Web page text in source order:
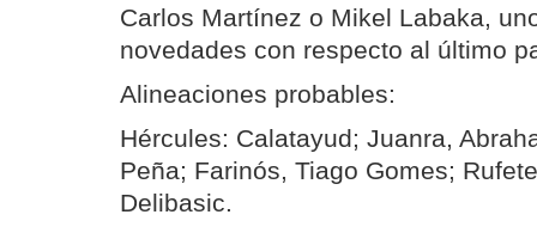
Carlos Martínez o Mikel Labaka,
novedades con respecto al último
Alineaciones probables:
Hércules: Calatayud; Juanra,
Peña; Farinós, Tiago Gomes;
Delibasic.